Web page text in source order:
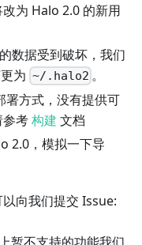
为 Halo 2.0 的新用
数据受到破坏，我们
为 ~/.halo2 。
署方式，没有提供可
参考构建 文档
2.0，模拟一下导
向我们提交 Issue: